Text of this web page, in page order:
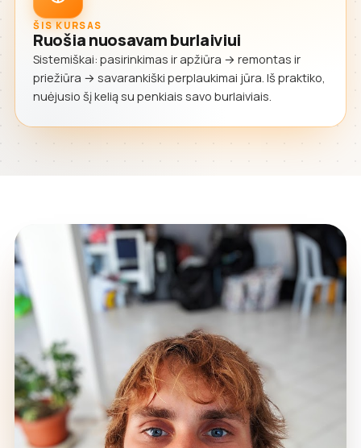
ŠIS KURSAS
Ruošia nuosavam burlaiviui
Sistemiškai: pasirinkimas ir apžiūra → remontas ir
priežiūra → savarankiški perplaukimai jūra. Iš praktiko,
nuėjusio šį kelią su penkiais savo burlaiviais.